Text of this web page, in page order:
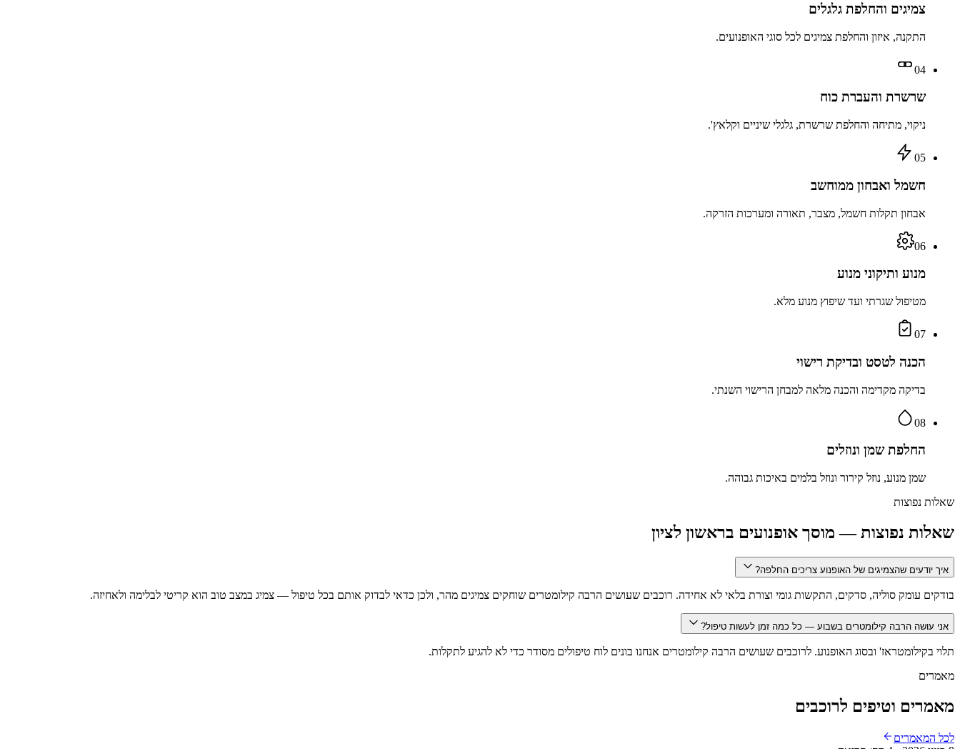
צמיגים והחלפת גלגלים
התקנה, איזון והחלפת צמיגים לכל סוגי האופנועים.
04
שרשרת והעברת כוח
ניקוי, מתיחה והחלפת שרשרת, גלגלי שיניים וקלאץ'.
05
חשמל ואבחון ממוחשב
אבחון תקלות חשמל, מצבר, תאורה ומערכות הזרקה.
06
מנוע ותיקוני מנוע
מטיפול שגרתי ועד שיפוץ מנוע מלא.
07
הכנה לטסט ובדיקת רישוי
בדיקה מקדימה והכנה מלאה למבחן הרישוי השנתי.
08
החלפת שמן ונוזלים
שמן מנוע, נוזל קירור ונוזל בלמים באיכות גבוהה.
שאלות נפוצות
שאלות נפוצות — מוסך אופנועים בראשון לציון
איך יודעים שהצמיגים של האופנוע צריכים החלפה?
בודקים עומק סוליה, סדקים, התקשות גומי וצורת בלאי לא אחידה. רוכבים שעושים הרבה קילומטרים שוחקים צמיגים מהר, ולכן כדאי לבדוק אותם בכל טיפול — צמיג במצב טוב הוא קריטי לבלימה ולאחיזה.
אני עושה הרבה קילומטרים בשבוע — כל כמה זמן לעשות טיפול?
תלוי בקילומטראז' ובסוג האופנוע. לרוכבים שעושים הרבה קילומטרים אנחנו בונים לוח טיפולים מסודר כדי לא להגיע לתקלות.
מאמרים
מאמרים וטיפים לרוכבים
לכל המאמרים